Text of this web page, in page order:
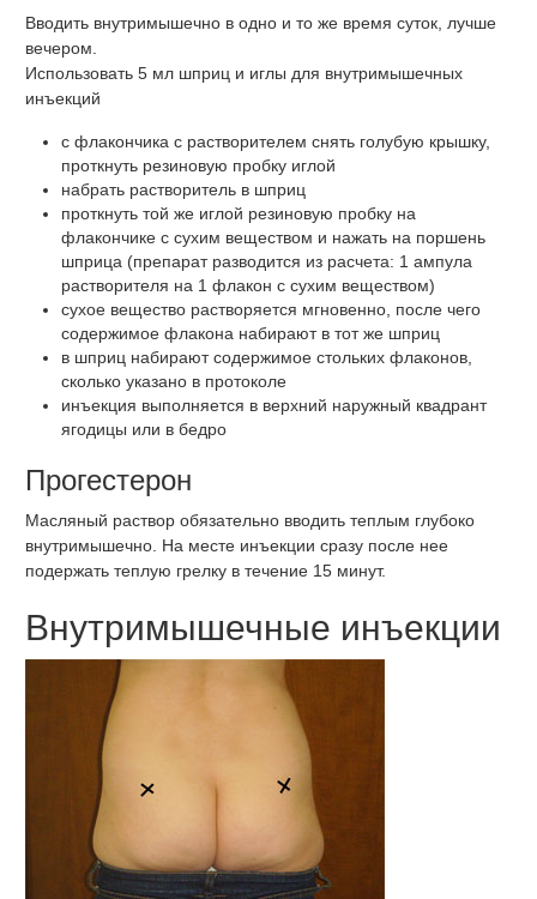
Вводить внутримышечно в одно и то же время суток, лучше
вечером.
Использовать 5 мл шприц и иглы для внутримышечных
инъекций
с флакончика с растворителем снять голубую крышку,
проткнуть резиновую пробку иглой
набрать растворитель в шприц
проткнуть той же иглой резиновую пробку на
флакончике с сухим веществом и нажать на поршень
шприца (препарат разводится из расчета: 1 ампула
растворителя на 1 флакон с сухим веществом)
сухое вещество растворяется мгновенно, после чего
содержимое флакона набирают в тот же шприц
в шприц набирают содержимое стольких флаконов,
сколько указано в протоколе
инъекция выполняется в верхний наружный квадрант
ягодицы или в бедро
Прогестерон
Масляный раствор обязательно вводить теплым глубоко
внутримышечно. На месте инъекции сразу после нее
подержать теплую грелку в течение 15 минут.
Внутримышечные инъекции